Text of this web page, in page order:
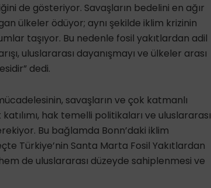
de gösteriyor. Savaşların bedelini en ağır
ülkeler ödüyor; aynı şekilde iklim krizinin
taşıyor. Bu nedenle fosil yakıtlardan adil
uluslararası dayanışmayı ve ülkeler arası
dedi.
savaşların ve çok katmanlı
hak temelli politikaları ve uluslararası
Bu bağlamda Bonn’daki iklim
Türkiye’nin Santa Marta Fosil Yakıtlardan
de uluslararası düzeyde sahiplenmesi ve